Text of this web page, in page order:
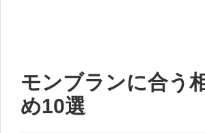
モンブランに合う
め10選